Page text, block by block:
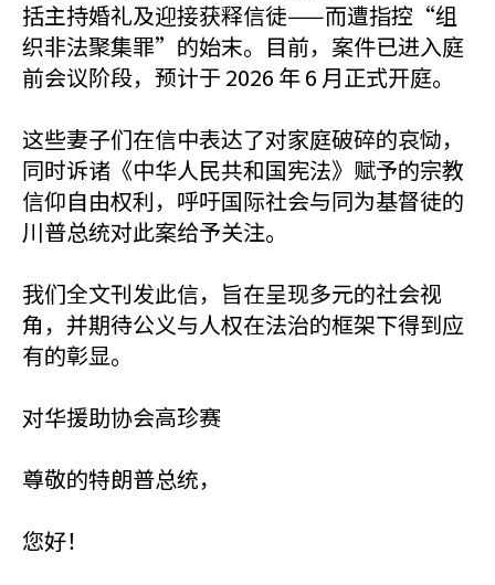
括主持婚礼及迎接获释信徒——而遭指控“组
织非法聚集罪”的始末。目前，案件已进入庭
前会议阶段，预计于 2026 年 6 月正式开庭。
这些妻子们在信中表达了对家庭破碎的哀恸，
同时诉诸《中华人民共和国宪法》赋予的宗教
信仰自由权利，呼吁国际社会与同为基督徒的
川普总统对此案给予关注。
我们全文刊发此信，旨在呈现多元的社会视
角，并期待公义与人权在法治的框架下得到应
有的彰显。
对华援助协会高珍赛
尊敬的特朗普总统，
您好！